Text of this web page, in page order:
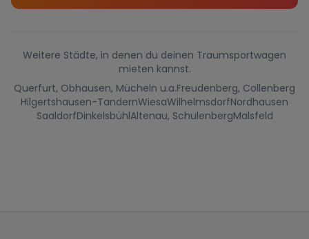
Weitere Städte, in denen du deinen Traumsportwagen
mieten kannst.
Querfurt, Obhausen, Mücheln u.a.Freudenberg, Collenberg
Hilgertshausen-TandernWiesaWilhelmsdorfNordhausen
SaaldorfDinkelsbühlAltenau, SchulenbergMalsfeld